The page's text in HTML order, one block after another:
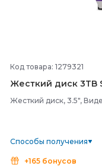
Код товара: 1279321
Жесткий диск 3TB
Жесткий диск, 3.5",
Способы получения
+165 бонусов